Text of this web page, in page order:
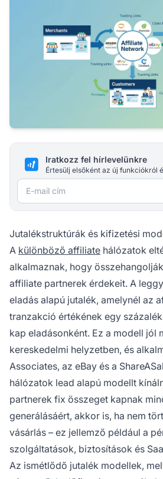
Iratkozz fel hírlevelünkre
Értesülj elsőként az új funkciókról
E-mail cím
Jutalékstruktúrák és kifizetési
A különböző affiliate hálózatok
alkalmaznak, hogy
affiliate partnerek érdekeit. A
eladás alapú jutalék, amelynél az
tranzakció értékének egy
kap eladásonként. Ez a modell jól
kereskedelmi helyzetben, és
Associates, az eBay és a
hálózatok lead alapú modellt
partnerek fix összeget kapnak
generálásáért, akkor is, ha nem
vásárlás – ez jellemző például a
szolgáltatások, biztosítások és
Az ismétlődő jutalék modellek,